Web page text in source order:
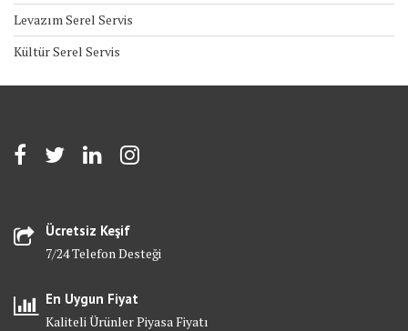
Levazım Serel Servis
Kültür Serel Servis
Ücretsiz Keşif
7/24 Telefon Desteği
En Uygun Fiyat
Kaliteli Ürünler Piyasa Fiyatı